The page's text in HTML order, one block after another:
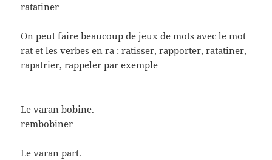
ratatiner
On peut faire beaucoup de jeux de mots avec le mot
rat et les verbes en ra : ratisser, rapporter, ratatiner,
rapatrier, rappeler par exemple
Le varan bobine.
rembobiner
Le varan part.